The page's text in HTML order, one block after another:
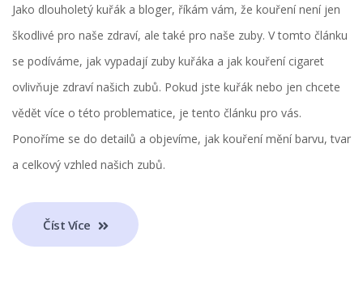
Jako dlouholetý kuřák a bloger, říkám vám, že kouření není jen
škodlivé pro naše zdraví, ale také pro naše zuby. V tomto článku
se podíváme, jak vypadají zuby kuřáka a jak kouření cigaret
ovlivňuje zdraví našich zubů. Pokud jste kuřák nebo jen chcete
vědět více o této problematice, je tento článku pro vás.
Ponoříme se do detailů a objevíme, jak kouření mění barvu, tvar
a celkový vzhled našich zubů.
Číst Více